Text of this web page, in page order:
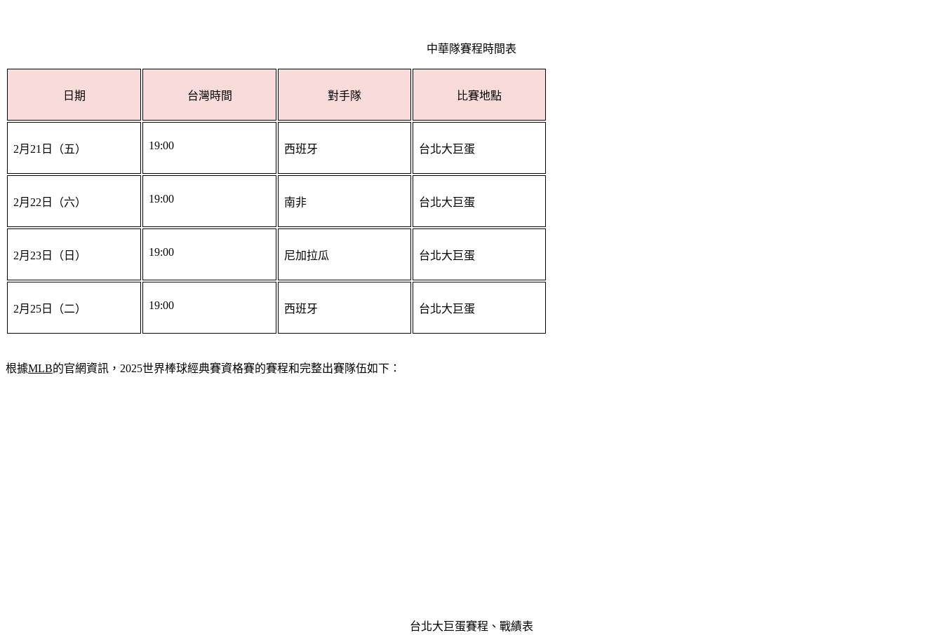
中華隊賽程時間表
日期 台灣時間 對手隊 比賽地點
2月21日（五） 19:00 西班牙 台北大巨蛋
2月22日（六） 19:00 南非 台北大巨蛋
2月23日（日） 19:00 尼加拉瓜 台北大巨蛋
2月25日（二） 19:00 西班牙 台北大巨蛋
根據MLB的官網資訊，2025世界棒球經典賽資格賽的賽程和完整出賽隊伍如下：
台北大巨蛋賽程、戰績表